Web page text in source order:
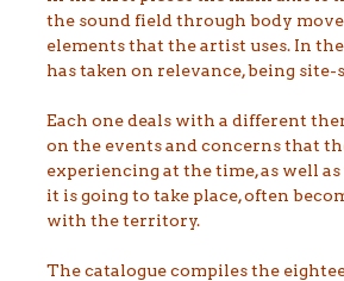
the sound field through body
elements that the artist uses. In the
has taken on relevance, being
Each one deals with a different
on the events and concerns that
experiencing at the time, as well
it is going to take place, often
with the territory.
The catalogue compiles the